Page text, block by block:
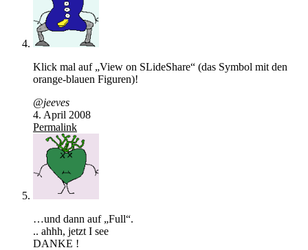
Klick mal auf „View on SLideShare“ (das Symbol mit den
orange-blauen Figuren)!
@jeeves
4. April 2008
Permalink
…und dann auf „Full“.
.. ahhh, jetzt I see
DANKE !